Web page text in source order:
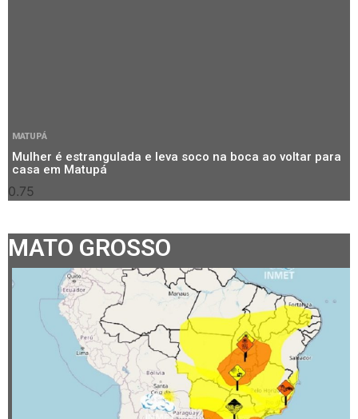
MATUPÁ
Mulher é estrangulada e leva soco na boca ao voltar para
casa em Matupá
MATO GROSSO